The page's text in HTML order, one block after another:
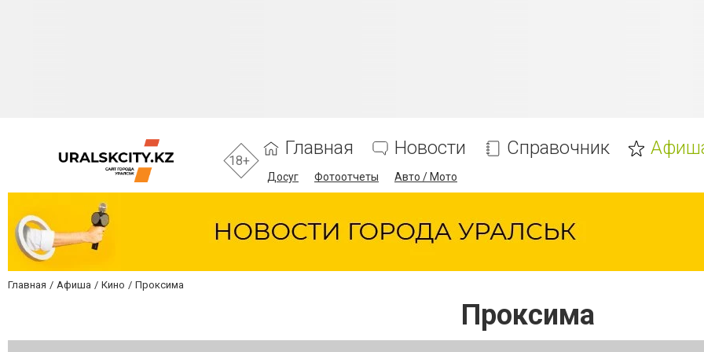
18+
Главная Новости Справочник
Досуг Фотоотчеты Авто / Мото
Главная Афиша Кино Проксима
Проксима